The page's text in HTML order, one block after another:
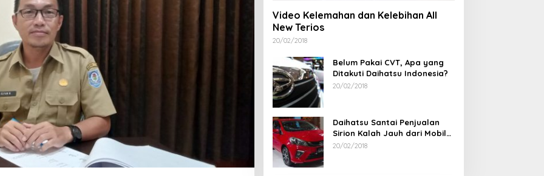
Video Kelemahan dan Kelebihan All
New Terios
20/02/2018
Belum Pakai CVT, Apa yang
Ditakuti Daihatsu Indonesia?
20/02/2018
Daihatsu Santai Penjualan
Sirion Kalah Jauh dari Mobil
LCGC
20/02/2018